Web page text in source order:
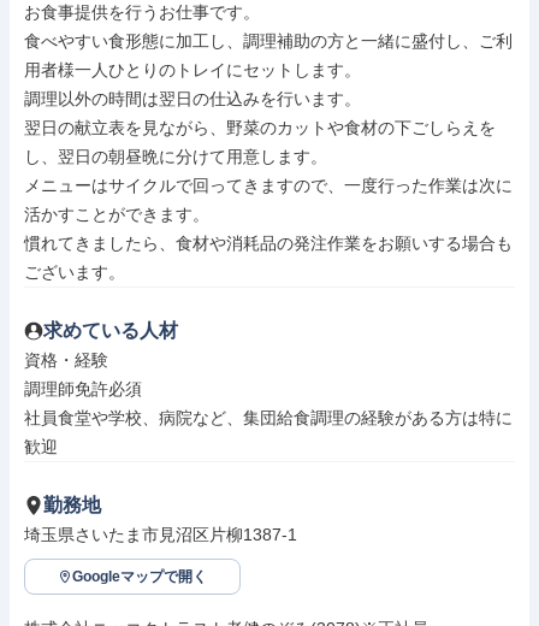
お食事提供を行うお仕事です。
食べやすい食形態に加工し、調理補助の方と一緒に盛付し、ご利
用者様一人ひとりのトレイにセットします。
調理以外の時間は翌日の仕込みを行います。
翌日の献立表を見ながら、野菜のカットや食材の下ごしらえを
し、翌日の朝昼晩に分けて用意します。
メニューはサイクルで回ってきますので、一度行った作業は次に
活かすことができます。
慣れてきましたら、食材や消耗品の発注作業をお願いする場合も
ございます。
求めている人材
資格・経験
調理師免許必須
社員食堂や学校、病院など、集団給食調理の経験がある方は特に
歓迎
勤務地
埼玉県さいたま市見沼区片柳1387-1
Googleマップで開く